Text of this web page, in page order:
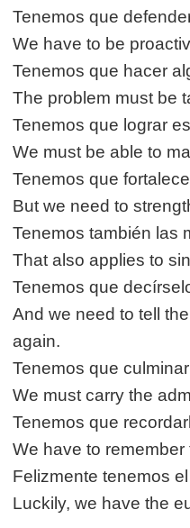
Tenemos que
We have to be
Tenemos que hacer
The problem must be
Tenemos que lograr
We must be able to
Tenemos que
But we need to
Tenemos también las
That also applies to
Tenemos que
And we need to tell
again.
Tenemos que
We must carry the
Tenemos que
We have to remember
Felizmente tenemos
Luckily, we have the